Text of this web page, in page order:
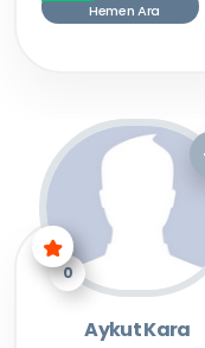
Hemen Ara
0
Aykut Kara